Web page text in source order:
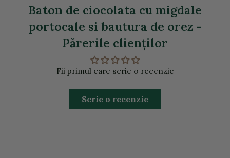
Baton de ciocolata cu migdale
portocale si bautura de orez -
Părerile clienţilor
Fii primul care scrie o recenzie
Scrie o recenzie